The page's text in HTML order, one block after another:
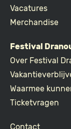
Vacatures
Merchandise
Festival
Over Festival
Waarmee
Ticketvragen
Contact